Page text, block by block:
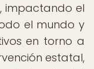
impactando el
el mundo y
en torno a
estatal,